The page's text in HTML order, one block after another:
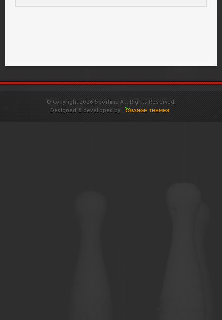
© Copyright 2026 Sportimo All Rights Reserved.
Designed & developed by